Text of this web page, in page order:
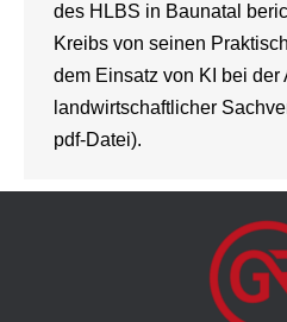
des HLBS in Baunatal
Kreibs von seinen
dem Einsatz von KI bei der
landwirtschaftlicher
pdf-Datei).